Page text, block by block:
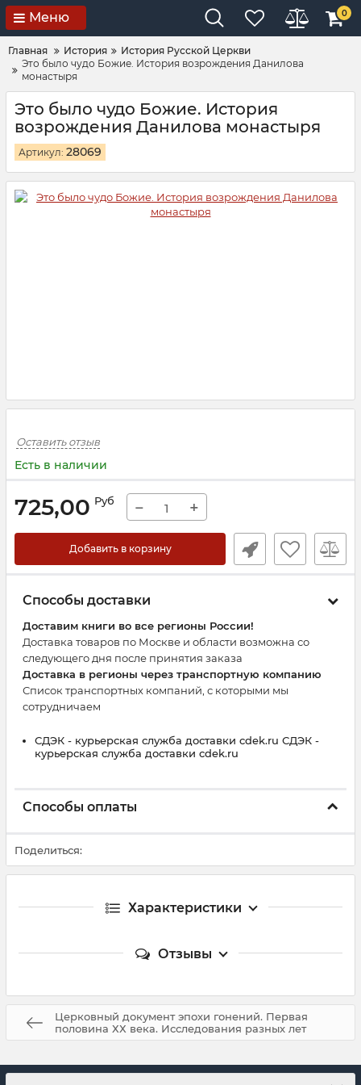
Меню 0
Главная История
История Русской Церкви
Это было чудо Божие. История возрождения Данилова
монастыря
Это было чудо Божие. История
возрождения Данилова монастыря
Артикул: 28069
Оставить отзыв
Есть в наличии
725,00 Руб − +
Добавить в корзину
Способы доставки
Доставим книги во все регионы России!
Доставка товаров по Москве и области возможна со
следующего дня после принятия заказа
Доставка в регионы через транспортную компанию
Список транспортных компаний, с которыми мы
сотрудничаем
СДЭК - курьерская служба доставки cdek.ru СДЭК -
курьерская служба доставки cdek.ru
Способы оплаты
Поделиться:
Характеристики
Отзывы
Церковный документ эпохи гонений. Первая
половина ХХ века. Исследования разных лет